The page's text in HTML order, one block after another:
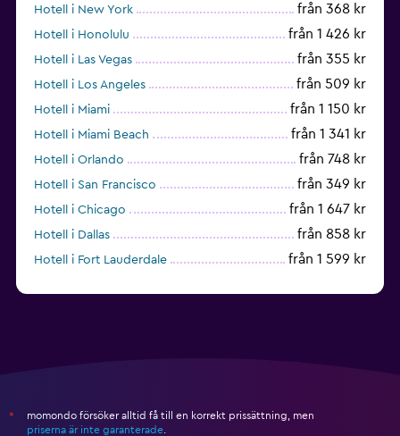
Hotell i New York från 368 kr
Hotell i Honolulu från 1 426 kr
Hotell i Las Vegas från 355 kr
Hotell i Los Angeles från 509 kr
Hotell i Miami från 1 150 kr
Hotell i Miami Beach från 1 341 kr
Hotell i Orlando från 748 kr
Hotell i San Francisco från 349 kr
Hotell i Chicago från 1 647 kr
Hotell i Dallas från 858 kr
Hotell i Fort Lauderdale från 1 599 kr
*
momondo försöker alltid få till en korrekt prissättning, men
priserna är inte garanterade